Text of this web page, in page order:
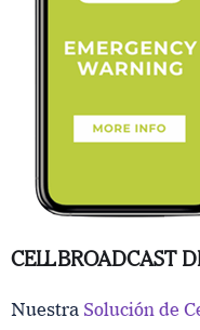
CELL BROADCAST
Nuestra Solución de